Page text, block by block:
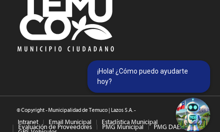
© Copyright - Municipalidad de Temuco | Lazos S.A. -
Intranet Email Municipal Estadística Municipal
Evaluación de Proveedores PMG Municipal PMG DAEM
¡Hola! ¿Cómo puedo ayudarte
hoy?